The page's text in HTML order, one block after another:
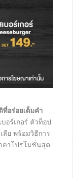
อร่อยเต็มคำ
บอร์เกอร์ ตัวท็อป
ลีย พร้อมวิธีการ
คาโปรโมชั่นสุด